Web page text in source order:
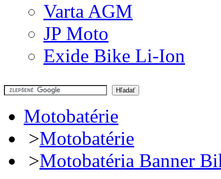
Varta AGM
JP Moto
Exide Bike Li-Ion
Motobatérie
>Motobatérie
>Motobatéria Banner